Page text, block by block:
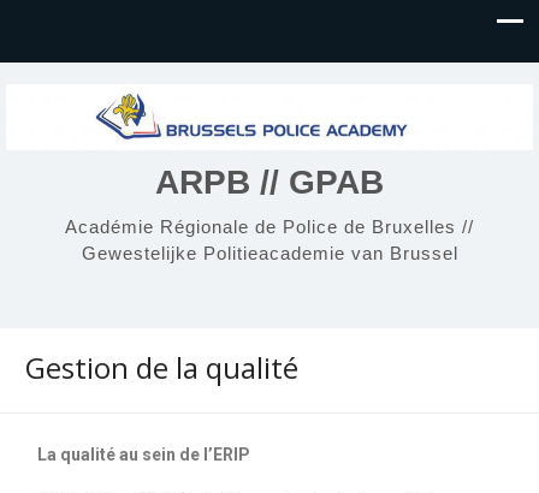
ARPB // GPAB
Académie Régionale de Police de Bruxelles //
Gewestelijke Politieacademie van Brussel
Gestion de la qualité
La qualité au sein de l’ERIP